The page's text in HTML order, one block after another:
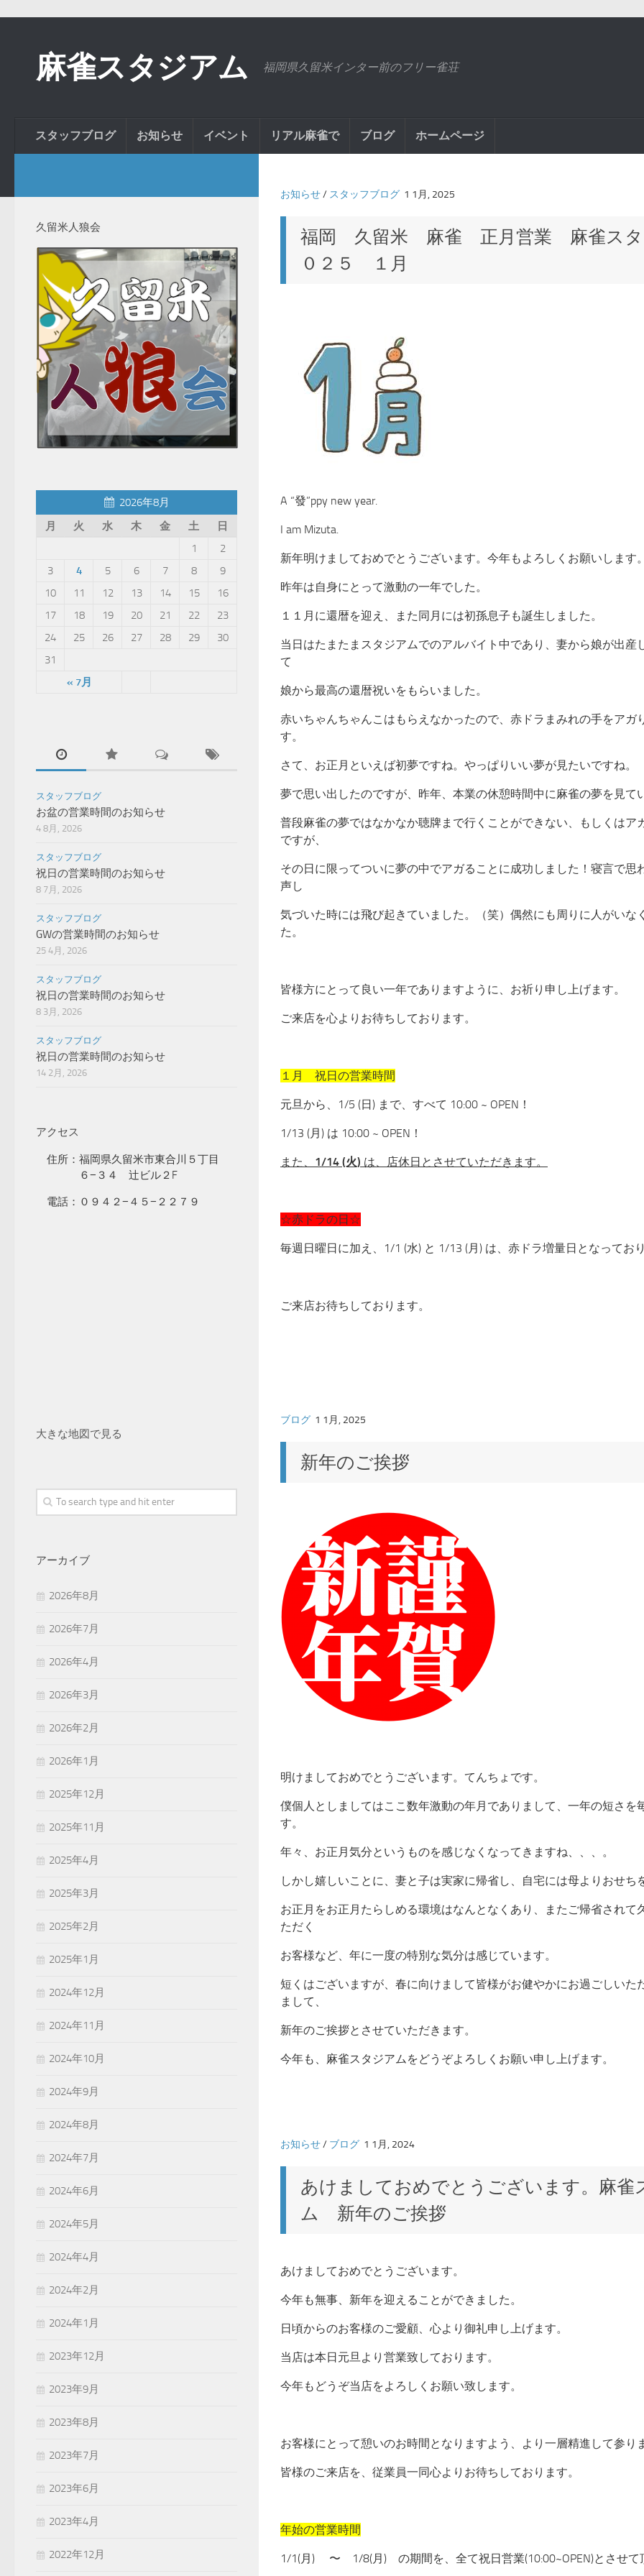
麻雀スタジアム 福岡県久留米インター前のフリー雀荘
スタッフブログ お知らせ イベント リアル麻雀で ブログ ホームページ
お知らせ/ スタッフブログ 1 1月, 2025
福岡 久留米 麻雀 正月営業 麻雀ス
０２５ １月
A “發”ppy new year.
I am Mizuta.
新年明けましておめでとうございます。今年もよろしくお願いします
昨年は自身にとって激動の一年でした。
１１月に還暦を迎え、また同月には初孫息子も誕生しました。
当日はたまたまスタジアムでのアルバイト中であり、妻から娘が出産
て
娘から最高の還暦祝いをもらいました。
赤いちゃんちゃんこはもらえなかったので、赤ドラまみれの手をアガ
す。
さて、お正月といえば初夢ですね。やっぱりいい夢が見たいですね。
夢で思い出したのですが、昨年、本業の休憩時間中に麻雀の夢を見て
普段麻雀の夢ではなかなか聴牌まで行くことができない、もしくはア
ですが、
その日に限ってついに夢の中でアガることに成功しました！寝言で思
声し
気づいた時には飛び起きていました。（笑）偶然にも周りに人がいな
た。
皆様方にとって良い一年でありますように、お祈り申し上げます。
ご来店を心よりお待ちしております。
１月 祝日の営業時間
元旦から、1/5 (日) まで、すべて 10:00 ~ OPEN！
1/13 (月) は 10:00 ~ OPEN！
また、 1/14 (火) は、店休日とさせていただきます。
☆赤ドラの日☆
毎週日曜日に加え、1/1 (水) と 1/13 (月) は、赤ドラ増量日となってお
ご来店お待ちしております。
ブログ 1 1月, 2025
新年のご挨拶
明けましておめでとうございます。てんちょです。
僕個人としましてはここ数年激動の年月でありまして、一年の短さを
す。
年々、お正月気分というものを感じなくなってきますね、、、。
しかし嬉しいことに、妻と子は実家に帰省し、自宅には母よりおせち
お正月をお正月たらしめる環境はなんとなくあり、またご帰省されて
ただく
お客様など、年に一度の特別な気分は感じています。
短くはございますが、春に向けまして皆様がお健やかにお過ごしいた
まして、
新年のご挨拶とさせていただきます。
今年も、麻雀スタジアムをどうぞよろしくお願い申し上げます。
お知らせ/ ブログ 1 1月, 2024
あけましておめでとうございます。麻雀
ム 新年のご挨拶
あけましておめでとうございます。
今年も無事、新年を迎えることができました。
日頃からのお客様のご愛顧、心より御礼申し上げます。
当店は本日元旦より営業致しております。
今年もどうぞ当店をよろしくお願い致します。
お客様にとって憩いのお時間となりますよう、より一層精進して参り
皆様のご来店を、従業員一同心よりお待ちしております。
年始の営業時間
1/1(月) 〜 1/8(月) の期間を、全て祝日営業(10:00~OPEN)とさせて
久留米人狼会
2026年8月
月
火 水 木 金 土 日
« 7月
1
2
3
4 5 6 7 8
9
10
11 12 13 14 15
16
17
18 19 20 21 22
23
24
25 26 27 28 29
30
31
スタッフブログ
お盆の営業時間のお知らせ
4 8月, 2026
スタッフブログ
祝日の営業時間のお知らせ
8 7月, 2026
スタッフブログ
GWの営業時間のお知らせ
25 4月, 2026
スタッフブログ
祝日の営業時間のお知らせ
8 3月, 2026
スタッフブログ
祝日の営業時間のお知らせ
14 2月, 2026
アクセス
住所：福岡県久留米市東合川５丁目
６−３４ 辻ビル２F
電話：０９４２−４５−２２７９
大きな地図で見る
アーカイブ
2026年8月
2026年7月
2026年4月
2026年3月
2026年2月
2026年1月
2025年12月
2025年11月
2025年4月
2025年3月
2025年2月
2025年1月
2024年12月
2024年11月
2024年10月
2024年9月
2024年8月
2024年7月
2024年6月
2024年5月
2024年4月
2024年2月
2024年1月
2023年12月
2023年9月
2023年8月
2023年7月
2023年6月
2023年4月
2022年12月